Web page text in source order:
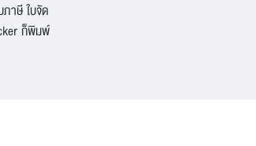
ภาษี ใบจัด
ก็พิมพ์